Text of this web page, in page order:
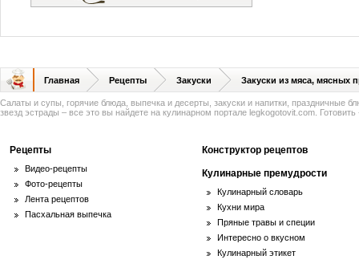
Главная Рецепты Закуски Закуски из мяса, мясных
Салаты и супы, горячие блюда, выпечка и десерты, закуски и напитки, праздничные
звезд эстрады – все это вы найдете на кулинарном портале legkogotovit.com. Готовить
Рецепты
Видео-рецепты
Фото-рецепты
Лента рецептов
Пасхальная выпечка
Конструктор рецептов
Кулинарные премудрости
Кулинарный словарь
Кухни мира
Пряные травы и специи
Интересно о вкусном
Кулинарный этикет